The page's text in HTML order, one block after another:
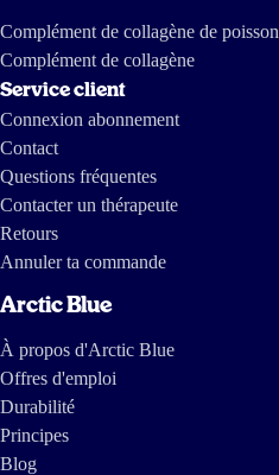
Complément de collagène de poisson
Complément de collagène
Service client
Connexion abonnement
Contact
Questions fréquentes
Contacter un thérapeute
Retours
Annuler ta commande
Arctic Blue
À propos d'Arctic Blue
Offres d'emploi
Durabilité
Principes
Blog